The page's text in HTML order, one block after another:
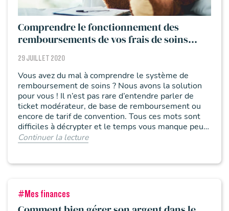
Comprendre le fonctionnement des
remboursements de vos frais de soins
courants (pédiatre notamment)
29 JUILLET 2020
Vous avez du mal à comprendre le système de
remboursement de soins ? Nous avons la solution
pour vous ! Il n’est pas rare d’entendre parler de
ticket modérateur, de base de remboursement ou
encore de tarif de convention. Tous ces mots sont
difficiles à décrypter et le temps vous manque peut-
être, en tant que parent, pour comprendre tous ces
Continuer la lecture
#Mes finances